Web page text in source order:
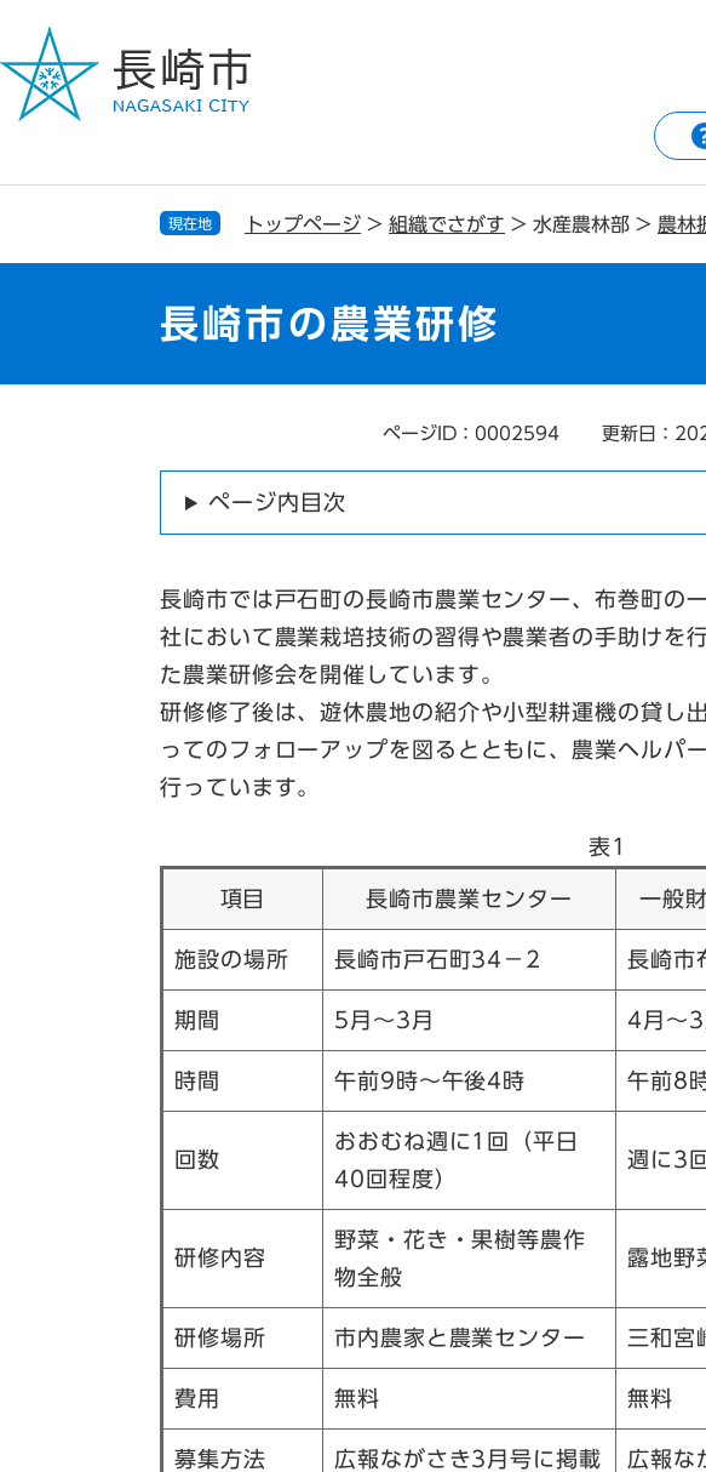
ジ
で
ュ
ば
現在地 トップページ > 組織でさがす > 水産農林部 > 農林
長崎市の農業研修
ページID：0002594 更新日：
ページ内目次
長崎市では戸石町の長崎市農業センター、布巻町の
社において農業栽培技術の習得や農業者の手助けを
た農業研修会を開催しています。
研修修了後は、遊休農地の紹介や小型耕運機の貸し
ってのフォローアップを図るとともに、農業ヘルパ
行っています。
表1
項目 長崎市農業センター 一般
施設の場所 長崎市戸石町34－2 長崎市
期間 5月～3月 4月～3
時間 午前9時～午後4時 午前8
回数
おおむね週に1回（平日
40回程度）
週に3回
研修内容
野菜・花き・果樹等農作
物全般
露地野
研修場所 市内農家と農業センター 三和宮
費用 無料 無料
募集方法 広報ながさき3月号に掲載 広報な